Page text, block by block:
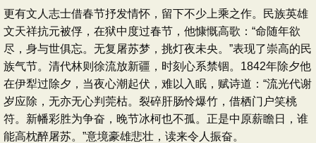
更有文人志士借春节抒发情怀，留下不少上乘之作。民族英雄
文天祥抗元被俘，在狱中度过春节，他慷慨高歌：“命随年欲
尽，身与世俱忘。无复屠苏梦，挑灯夜未央。”表现了崇高的民
族气节。清代林则徐流放新疆，时刻心系禁锢。1842年除夕他
在伊犁过除夕，当夜心潮起伏，难以入眠，赋诗道：“流光代谢
岁应除，无亦无心判莞枯。裂碎肝肠怜爆竹，借栖门户笑桃
符。新幡彩胜为争奋，晚节冰柯也不孤。正是中原薪瞻日，谁
能高枕醉屠苏。”意境豪雄悲壮，读来令人振奋。